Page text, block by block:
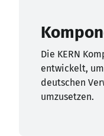
Die KERN
entwickelt,
deutschen
umzusetzen.